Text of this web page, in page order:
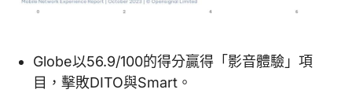
Globe以56.9/100的得分贏得「影音體驗」項
目，擊敗DITO與Smart。